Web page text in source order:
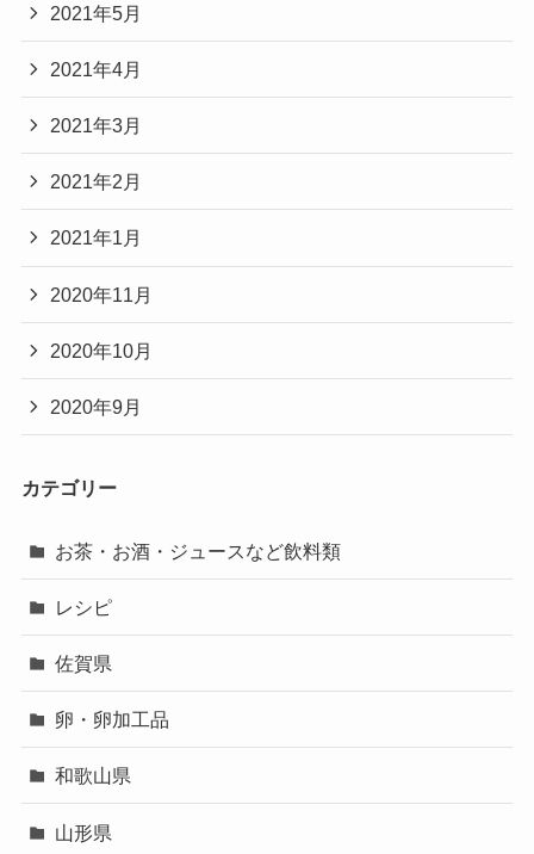
2021年5月
2021年4月
2021年3月
2021年2月
2021年1月
2020年11月
2020年10月
2020年9月
カテゴリー
お茶・お酒・ジュースなど飲料類
レシピ
佐賀県
卵・卵加工品
和歌山県
山形県